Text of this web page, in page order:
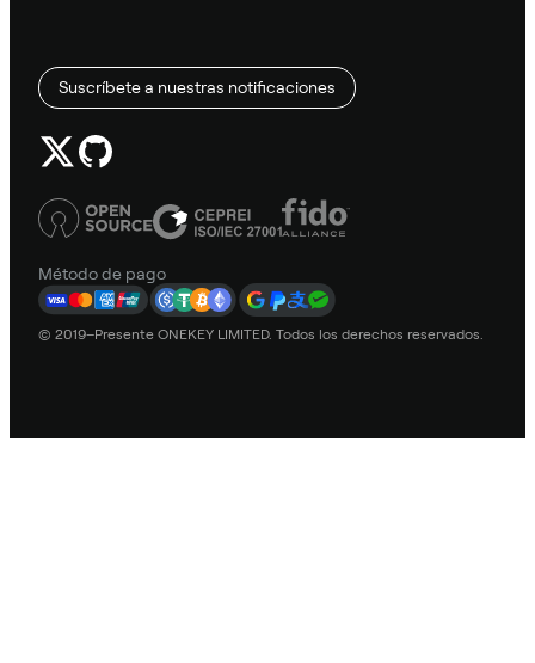
Suscríbete a nuestras notificaciones
Método de pago
© 2019–Presente ONEKEY LIMITED. Todos los derechos reservados.